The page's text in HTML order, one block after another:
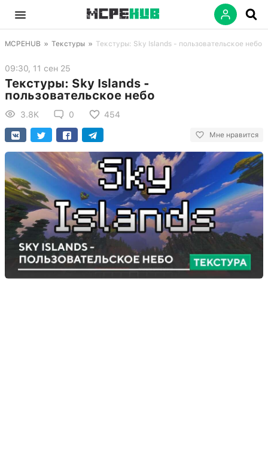
MCPEHUB » Текстуры » Текстуры: Sky Islands - пользовательское небо
09:30, 11 сен 25
Текстуры: Sky Islands -
пользовательское небо
3.8K 0 454
Мне нравится